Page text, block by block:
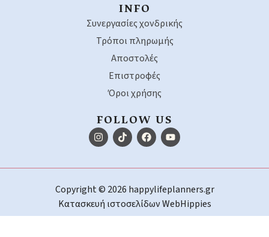
INFO
Συνεργασίες χονδρικής
Τρόποι πληρωμής
Αποστολές
Επιστροφές
Όροι χρήσης
FOLLOW US
Copyright © 2026 happylifeplanners.gr
Κατασκευή ιστοσελίδωνWebHippies